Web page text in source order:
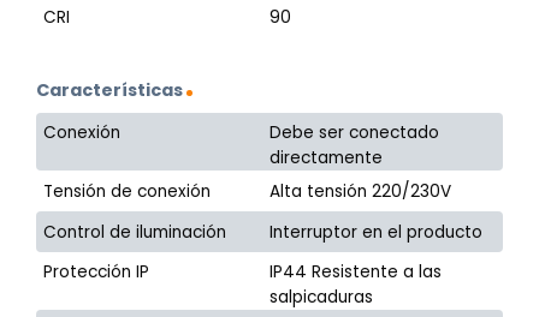
CRI
90
Características
Conexión
Debe ser conectado
directamente
Tensión de conexión
Alta tensión 220/230V
Control de iluminación
Interruptor en el producto
Protección IP
IP44 Resistente a las
salpicaduras